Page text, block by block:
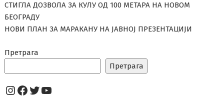
СТИГЛА ДОЗВОЛА ЗА КУЛУ ОД 100 МЕТАРА НА НОВОМ
БЕОГРАДУ
НОВИ ПЛАН ЗА МАРАКАНУ НА ЈАВНОЈ ПРЕЗЕНТАЦИЈИ
Претрага
Претрага
Instagram
Facebook
Twitter
YouTube